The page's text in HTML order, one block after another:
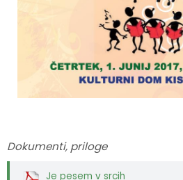
Dokumenti, priloge
Je pesem v srcih
Občinska volilna komisija
Medobčinski inšpektorat in redarstvo
Okoljski podatki